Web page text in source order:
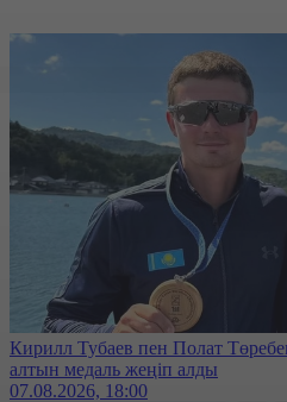
Кирилл Тубаев пен Полат
алтын медаль жеңіп алды
07.08.2026, 18:00